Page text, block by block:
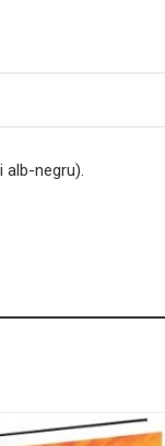
alb-negru).